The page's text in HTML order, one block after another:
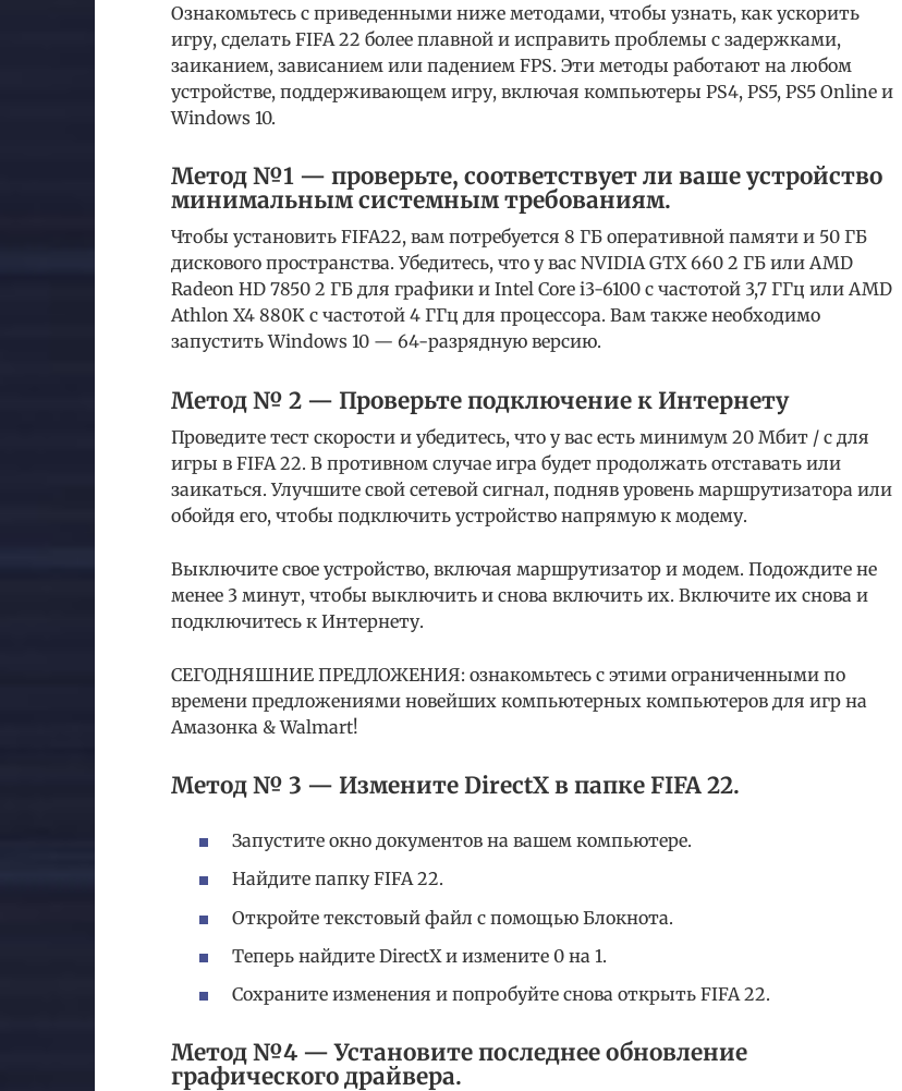
Ознакомьтесь с приведенными ниже методами, чтобы узнать, как ускорить
игру, сделать FIFA 22 более плавной и исправить проблемы с задержками,
заиканием, зависанием или падением FPS. Эти методы работают на любом
устройстве, поддерживающем игру, включая компьютеры PS4, PS5, PS5 Online и
Windows 10.
Метод №1 — проверьте, соответствует ли ваше устройство
минимальным системным требованиям.
Чтобы установить FIFA22, вам потребуется 8 ГБ оперативной памяти и 50 ГБ
дискового пространства. Убедитесь, что у вас NVIDIA GTX 660 2 ГБ или AMD
Radeon HD 7850 2 ГБ для графики и Intel Core i3-6100 с частотой 3,7 ГГц или AMD
Athlon X4 880K с частотой 4 ГГц для процессора. Вам также необходимо
запустить Windows 10 — 64-разрядную версию.
Метод № 2 — Проверьте подключение к Интернету
Проведите тест скорости и убедитесь, что у вас есть минимум 20 Мбит / с для
игры в FIFA 22. В противном случае игра будет продолжать отставать или
заикаться. Улучшите свой сетевой сигнал, подняв уровень маршрутизатора или
обойдя его, чтобы подключить устройство напрямую к модему.
Выключите свое устройство, включая маршрутизатор и модем. Подождите не
менее 3 минут, чтобы выключить и снова включить их. Включите их снова и
подключитесь к Интернету.
СЕГОДНЯШНИЕ ПРЕДЛОЖЕНИЯ: ознакомьтесь с этими ограниченными по
времени предложениями новейших компьютерных компьютеров для игр на
Амазонка & Walmart!
Метод № 3 — Измените DirectX в папке FIFA 22.
Запустите окно документов на вашем компьютере.
Найдите папку FIFA 22.
Откройте текстовый файл с помощью Блокнота.
Теперь найдите DirectX и измените 0 на 1.
Сохраните изменения и попробуйте снова открыть FIFA 22.
Метод №4 — Установите последнее обновление
графического драйвера.